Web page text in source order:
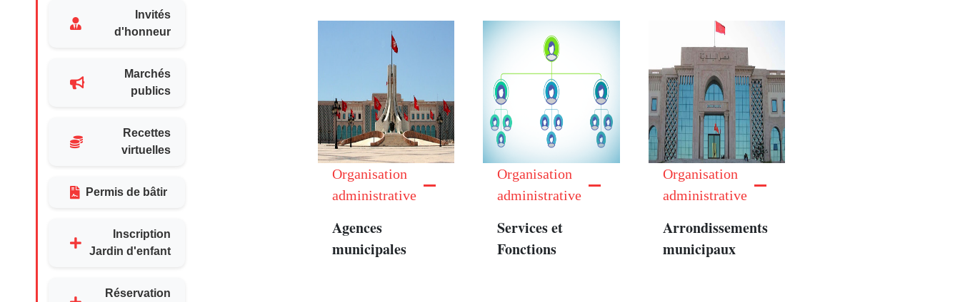
Invités
d'honneur
Marchés
publics
Recettes
virtuelles
Permis de bâtir
Inscription
Jardin d'enfant
Réservation
Organisation
administrative
Agences
municipales
Organisation
administrative
Services et
Fonctions
Organisation
administrative
Arrondissements
municipaux